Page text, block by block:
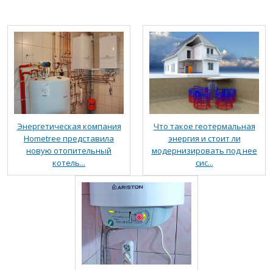
Энергетическая компания
Hometree представила
новую отопительный
котель...
Что такое геотермальная
энергия и стоит ли
модернизировать под нее
сис...